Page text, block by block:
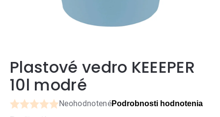
Plastové vedro KEEEPER
10l modré
Priemerné
NeohodnotenéPodrobnosti hodnotenia